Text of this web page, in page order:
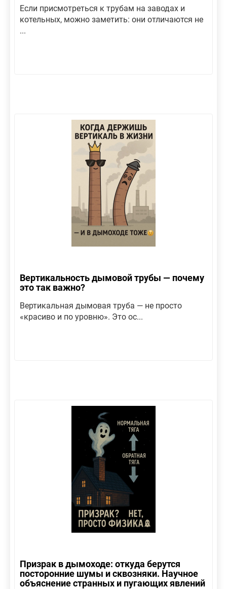
Если присмотреться к трубам на заводах и
котельных, можно заметить: они отличаются не
...
Вертикальность дымовой трубы — почему
это так важно?
Вертикальная дымовая труба — не просто
«красиво и по уровню». Это ос...
Призрак в дымоходе: откуда берутся
посторонние шумы и сквозняки. Научное
объяснение странных и пугающих явлений